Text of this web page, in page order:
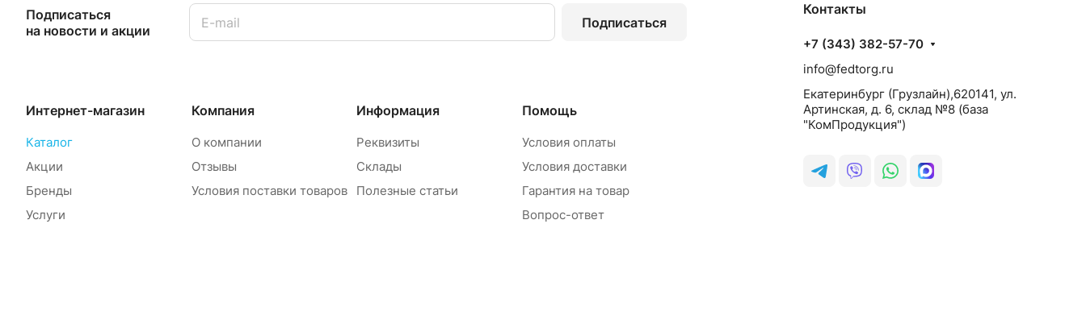
Подписаться
на новости и акции
Подписаться
Интернет-магазин
Каталог
Акции
Бренды
Услуги
Компания
О компании
Отзывы
Условия поставки товаров
Информация
Реквизиты
Склады
Полезные статьи
Помощь
Условия оплаты
Условия доставки
Гарантия на товар
Вопрос-ответ
Контакты
+7 (343) 382-57-70
info@fedtorg.ru
Екатеринбург (Грузлайн),620141, ул.
Артинская, д. 6, склад №8 (база
"КомПродукция")